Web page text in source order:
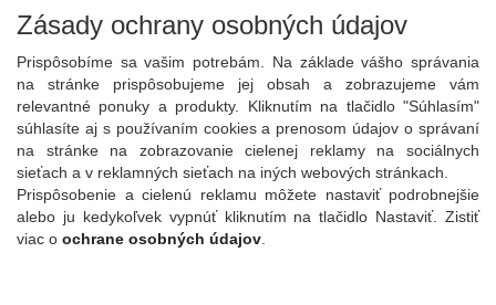
Reklamačný poriadok
SPOLOČNOSŤ
O nás
Kontakt
Služby
Aktuality
NOVINKY NA EMAIL
Prihlásiť
Viac informácií o tejto službe
Zásady ochrany osobných údajov
Prispôsobíme sa vašim potrebám. Na základe vášho správania
na stránke prispôsobujeme jej obsah a zobrazujeme vám
relevantné ponuky a produkty. Kliknutím na tlačidlo "Súhlasím"
súhlasíte aj s používaním cookies a prenosom údajov o správaní
na stránke na zobrazovanie cielenej reklamy na sociálnych
sieťach a v reklamných sieťach na iných webových stránkach.
Prispôsobenie a cielenú reklamu môžete nastaviť podrobnejšie
alebo ju kedykoľvek vypnúť kliknutím na tlačidlo Nastaviť. Zistiť
viac o ochrane osobných údajov